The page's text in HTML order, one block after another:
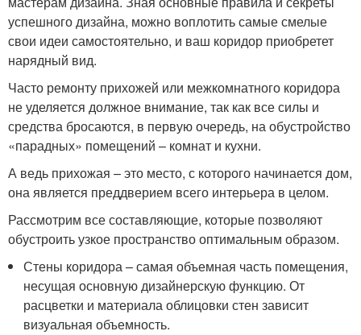
успешного дизайна, можно воплотить самые смелые
свои идеи самостоятельно, и ваш коридор приобретет
нарядный вид.
Часто ремонту прихожей или межкомнатного коридора
не уделяется должное внимание, так как все силы и
средства бросаются, в первую очередь, на обустройство
«парадных» помещений – комнат и кухни.
А ведь прихожая – это место, с которого начинается дом,
она является преддверием всего интерьера в целом.
Рассмотрим все составляющие, которые позволяют
обустроить узкое пространство оптимальным образом.
Стены коридора – самая объемная часть помещения,
несущая основную дизайнерскую функцию. От
расцветки и материала облицовки стен зависит
визуальная объемность.